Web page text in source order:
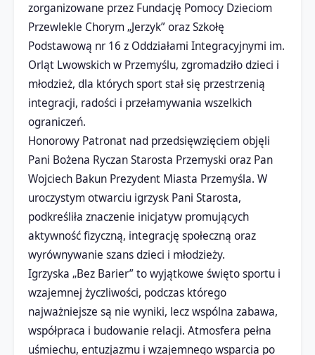
zorganizowane przez Fundację Pomocy Dzieciom
Przewlekle Chorym „Jerzyk” oraz Szkołę
Podstawową nr 16 z Oddziałami Integracyjnymi im.
Orląt Lwowskich w Przemyślu, zgromadziło dzieci i
młodzież, dla których sport stał się przestrzenią
integracji, radości i przełamywania wszelkich
ograniczeń.
Honorowy Patronat nad przedsięwzięciem objęli
Pani Bożena Ryczan Starosta Przemyski oraz Pan
Wojciech Bakun Prezydent Miasta Przemyśla. W
uroczystym otwarciu igrzysk Pani Starosta,
podkreśliła znaczenie inicjatyw promujących
aktywność fizyczną, integrację społeczną oraz
wyrównywanie szans dzieci i młodzieży.
Igrzyska „Bez Barier” to wyjątkowe święto sportu i
wzajemnej życzliwości, podczas którego
najważniejsze są nie wyniki, lecz wspólna zabawa,
współpraca i budowanie relacji. Atmosfera pełna
uśmiechu, entuzjazmu i wzajemnego wsparcia po